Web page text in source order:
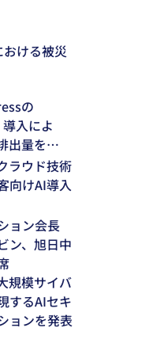
ける被災
の
入によ
出量を
ラウド技術
向けAI導入
ョン会長
ン、旭日中
規模サイバ
するAIセキ
ョンを発表